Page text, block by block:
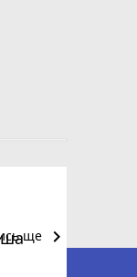
ще keyboard_arrow_right